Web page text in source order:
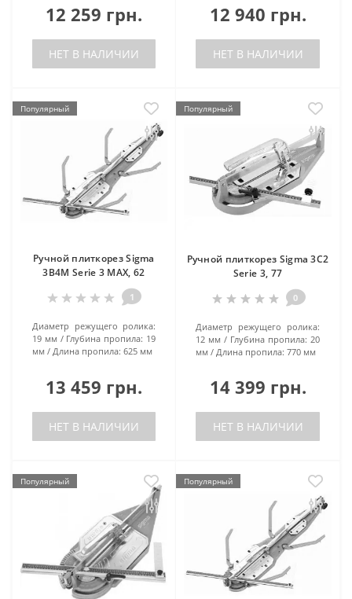
12 259 грн.
НЕТ В НАЛИЧИИ
12 940 грн.
НЕТ В НАЛИЧИИ
Популярный
Ручной плиткорез Sigma
3B4M Serie 3 MAX, 62
1
Диаметр режущего ролика:
19 мм
Глубина пропила: 19
мм
Длина пропила: 625 мм
13 459 грн.
НЕТ В НАЛИЧИИ
Популярный
Ручной плиткорез Sigma 3C2
Serie 3, 77
0
Диаметр режущего ролика:
12 мм
Глубина пропила: 20
мм
Длина пропила: 770 мм
14 399 грн.
НЕТ В НАЛИЧИИ
Популярный Популярный